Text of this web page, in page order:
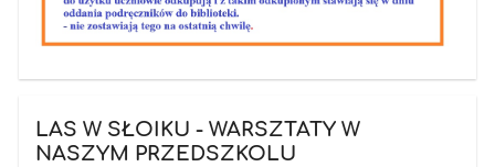
LAS W SŁOIKU - WARSZTATY W
NASZYM PRZEDSZKOLU